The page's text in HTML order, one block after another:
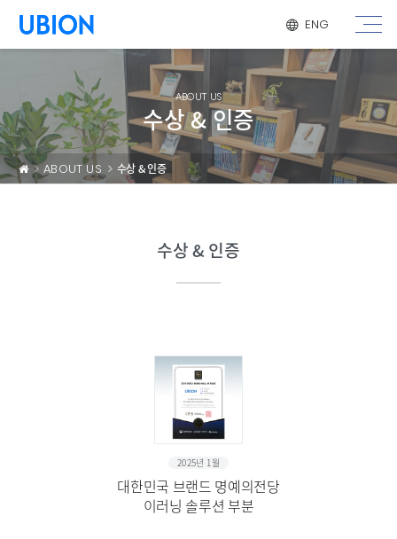
메뉴 건너 뛰기
ENG
ABOUT US
수상 & 인증
ABOUT US 수상 & 인증
수상 & 인증
2025년 1월
대한민국 브랜드 명예의전당
이러닝 솔루션 부분